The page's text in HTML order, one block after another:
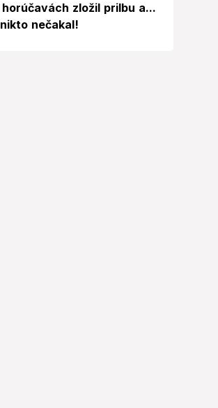
zložil prilbu a...
nečakal!